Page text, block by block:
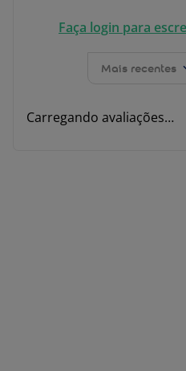
Faça login para
Mais recentes
Carregando avaliações…